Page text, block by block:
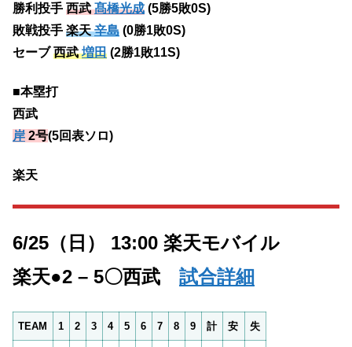
勝利投手 西武髙橋光成 (5勝5敗0S)
敗戦投手 楽天辛島 (0勝1敗0S)
セーブ西武増田 (2勝1敗11S)
■本塁打
西武
岸 2号(5回表ソロ)
楽天
6/25（日） 13:00 楽天モバイル
楽天●2 – 5〇西武
試合詳細
TEAM 1 2 3 4 5 6 7 8 9 計 安 失